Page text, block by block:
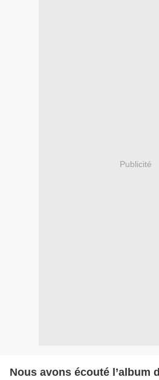
Publicité
Nous avons écouté l’album